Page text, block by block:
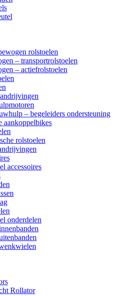
rolstoelen
– transportrolstoelen
– actiefrolstoelen
– begeleiders ondersteuning
aankoppelbikes
rolstoelen
accessoires
onderdelen
Rollator